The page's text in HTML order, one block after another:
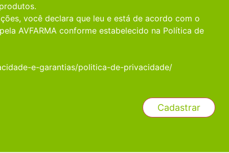
você declara que leu e está de acordo com o
AVFARMA conforme estabelecido na Política de
e-garantias/politica-de-privacidade/